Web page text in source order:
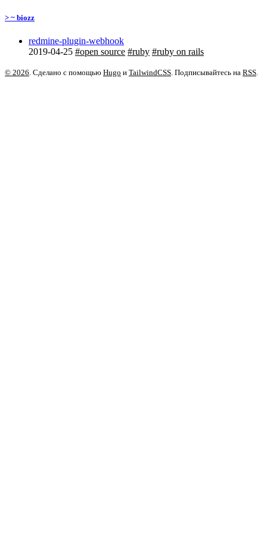
> ~ biozz
redmine-plugin-webhook
2019-04-25 #open source #ruby #ruby on rails
© 2026. Сделано с помощью Hugo и TailwindCSS. Подписывайтесь на RSS.